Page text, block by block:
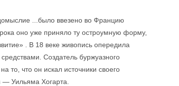
...было ввезено во Францию
оно уже приняло ту остроумную форму,
. В 18 веке живопись опередила
Создатель буржуазного
то, что он искал источники своего
— Уильяма Хогарта.